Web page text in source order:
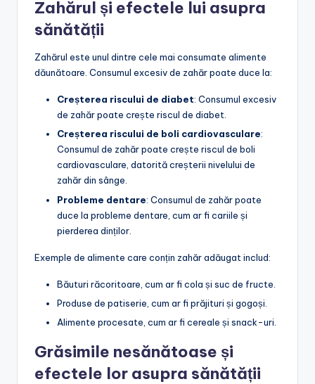
Zahărul și efectele lui asupra
sănătății
Zahărul este unul dintre cele mai consumate alimente
dăunătoare. Consumul excesiv de zahăr poate duce la:
Creșterea riscului de diabet: Consumul excesiv
de zahăr poate crește riscul de diabet.
Creșterea riscului de boli cardiovasculare:
Consumul de zahăr poate crește riscul de boli
cardiovasculare, datorită creșterii nivelului de
zahăr din sânge.
Probleme dentare: Consumul de zahăr poate
duce la probleme dentare, cum ar fi cariile și
pierderea dinților.
Exemple de alimente care conțin zahăr adăugat includ:
Băuturi răcoritoare, cum ar fi cola și suc de fructe.
Produse de patiserie, cum ar fi prăjituri și gogoși.
Alimente procesate, cum ar fi cereale și snack-uri.
Grăsimile nesănătoase și
efectele lor asupra sănătății